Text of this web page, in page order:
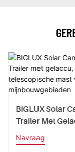
BIGLUX Solar
Trailer Met
IP65
Mast Voor
Navraag